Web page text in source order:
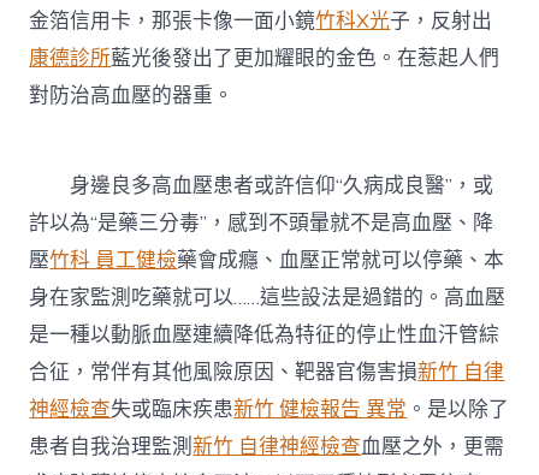
金箔信用卡，那張卡像一面小鏡竹科X光子，反射出
康德診所藍光後發出了更加耀眼的金色。在惹起人們
對防治高血壓的器重。
身邊良多高血壓患者或許信仰“久病成良醫”，或
許以為“是藥三分毒”，感到不頭暈就不是高血壓、降
壓竹科 員工健檢藥會成癮、血壓正常就可以停藥、本
身在家監測吃藥就可以……這些設法是過錯的。高血壓
是一種以動脈血壓連續降低為特征的停止性血汗管綜
合征，常伴有其他風險原因、靶器官傷害損新竹 自律
神經檢查失或臨床疾患新竹 健檢報告 異常 。是以除了
患者自我治理監測新竹 自律神經檢查血壓之外，更需